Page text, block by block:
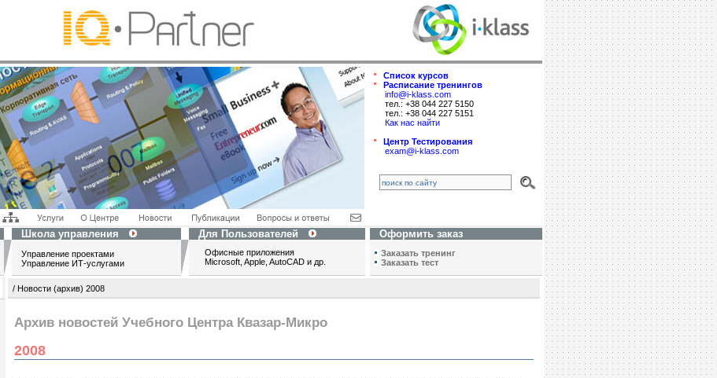
Список курсов
Расписание тренингов
info@i-klass.com
тел.: +38 044 227 5150
тел.: +38 044 227 5151
Как нас найти
Центр Тестирования
exam@i-klass.com
Школа управления Для Пользователей Оформить заказ
Управление проектами
Управление ИТ-услугами
Офисные приложения
Microsoft, Apple, AutoCAD и др.
Заказать тренинг
Заказать тест
/ Новости (архив) 2008
Архив новостей Учебного Центра Квазар-Микро
2008